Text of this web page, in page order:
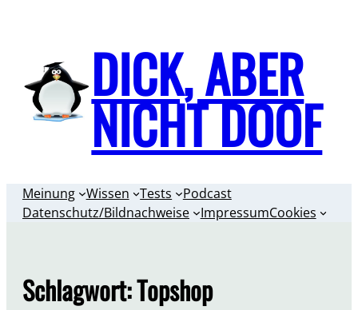
springen
DICK, ABER
NICHT DOOF
Meinung Wissen Tests
Podcast
Datenschutz/Bildnachweise
ImpressumCookies
Schlagwort:Topshop